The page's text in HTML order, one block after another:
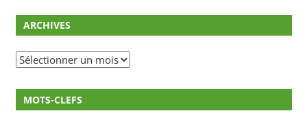
ARCHIVES
Archives
MOTS-CLEFS